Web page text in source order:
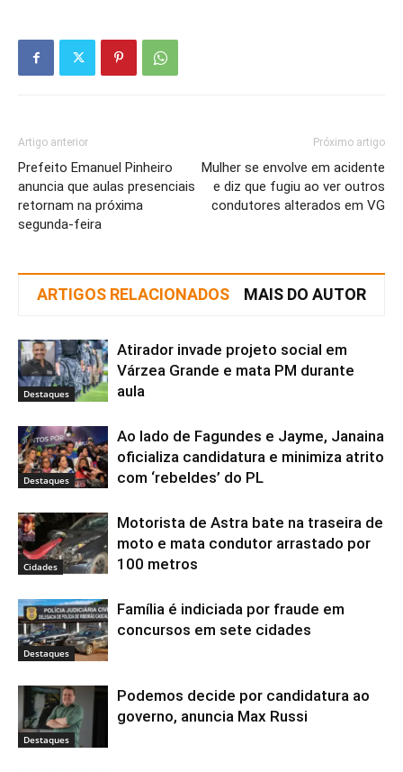
Artigo anterior
Prefeito Emanuel Pinheiro
anuncia que aulas presenciais
retornam na próxima
segunda-feira
Próximo artigo
Mulher se envolve em acidente
e diz que fugiu ao ver outros
condutores alterados em VG
ARTIGOS RELACIONADOS MAIS DO AUTOR
Destaques
Atirador invade projeto social em
Várzea Grande e mata PM durante
aula
Destaques
Ao lado de Fagundes e Jayme, Janaina
oficializa candidatura e minimiza atrito
com ‘rebeldes’ do PL
Cidades
Motorista de Astra bate na traseira de
moto e mata condutor arrastado por
100 metros
Destaques
Família é indiciada por fraude em
concursos em sete cidades
Destaques
Podemos decide por candidatura ao
governo, anuncia Max Russi